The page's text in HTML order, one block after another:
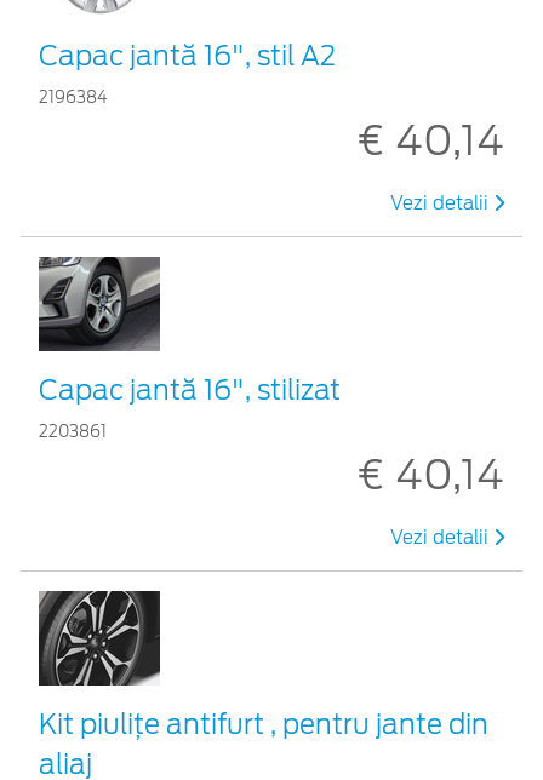
Capac jantă 16", stil A2
2196384
€ 40,14
Vezi detalii
Capac jantă 16", stilizat
2203861
€ 40,14
Vezi detalii
Kit piuliţe antifurt , pentru jante din
aliaj